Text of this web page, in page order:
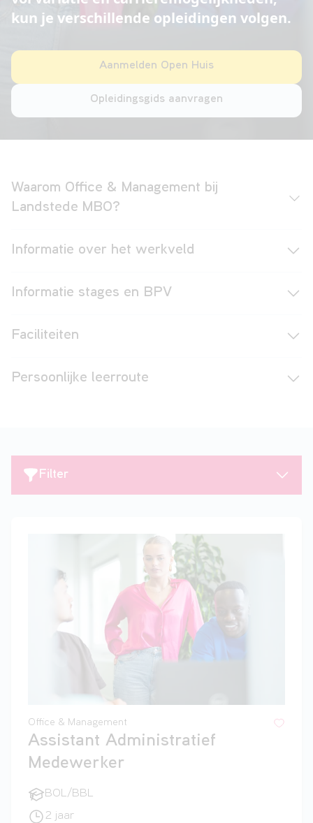
VAVO
Over
Contact
kun je verschillende opleidingen volgen.
Aanmelden Open Huis
Opleidingsgids aanvragen
Waarom Office & Management bij
Landstede MBO?
Informatie over het werkveld
Informatie stages en BPV
Faciliteiten
Persoonlijke leerroute
Filter
Office & Management
Assistant Administratief
Medewerker
BOL/BBL
2 jaar